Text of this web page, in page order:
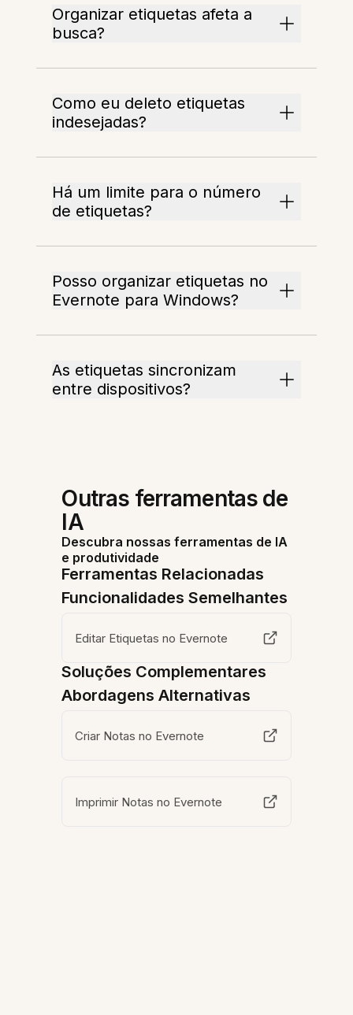
Organizar etiquetas afeta a
busca?
Como eu deleto etiquetas
indesejadas?
Há um limite para o número
de etiquetas?
Posso organizar etiquetas no
Evernote para Windows?
As etiquetas sincronizam
entre dispositivos?
Outras ferramentas de
IA
Descubra nossas ferramentas de IA
e produtividade
Ferramentas Relacionadas
Funcionalidades Semelhantes
Editar Etiquetas no Evernote
Soluções Complementares
Abordagens Alternativas
Criar Notas no Evernote
Imprimir Notas no Evernote